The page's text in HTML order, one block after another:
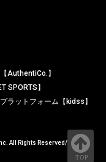
AuthentiCo.】
SPORTS】
ラットフォーム【kidss】
All Rights Reserved/
TOP